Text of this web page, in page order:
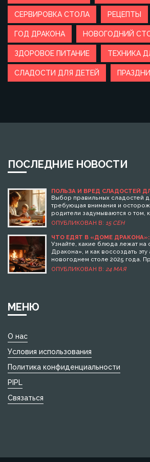
СЕРВИРОВКА СТОЛА РЕЦЕПТЫ
ГОД ДРАКОНА НОВОГОДНИЙ
ЗДОРОВОЕ ПИТАНИЕ ТЕХНИКА
СЛАДОСТИ ДЛЯ ДЕТЕЙ
ПОСЛЕДНИЕ НОВОСТИ
ПОЛЬЗА И ВРЕД СЛАДОСТЕЙ
ВЫБОР ДЕСЕРТОВ
Выбор правильных сладостей
требующая внимания и
родители задумываются о том,
ребёнка вкусным угощением и
разнообразные варианты
которые можно приготовить в
выбрать в магазине. Освещены
компоненты следует избегать
внимание при выборе детских
ОПУБЛИКОВАН В: 15 СЕН
ЧТО ЕДЯТ В «ДОМЕ
НОВОГОДНЕГО СТОЛА 2025
Узнайте, какие блюда лежат на
Дракона», и как воссоздать
новогоднем столе 2025 года.
хлеба и напитков в стиле
ОПУБЛИКОВАН В: 24 МАЯ
МЕНЮ
О нас
Условия использования
Политика конфиденциальности
PIPL
Связаться